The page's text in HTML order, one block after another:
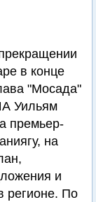
в конце
"Мосада"
Уильям
премьер-
на
и
регионе. По